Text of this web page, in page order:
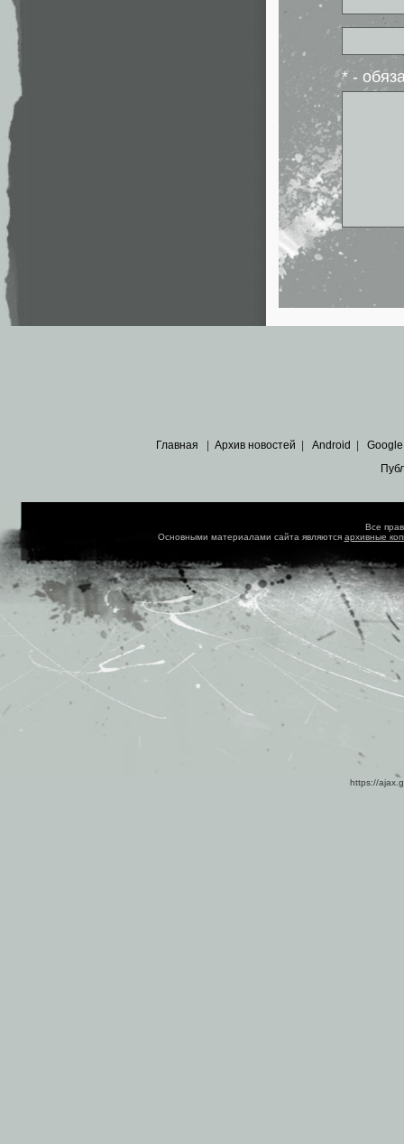
* -
Главная Архив новостей Android Google
Все
Основными материалами сайта являются архивные
https://